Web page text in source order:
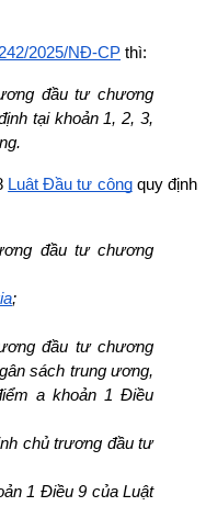
2025/NĐ-CP thì:
đầu tư chương
tại khoản 1, 2, 3,
Luật Đầu tư công quy định
đầu tư chương
;
đầu tư chương
sách trung ương,
a khoản 1 Điều
chủ trương đầu tư
1 Điều 9 của Luật